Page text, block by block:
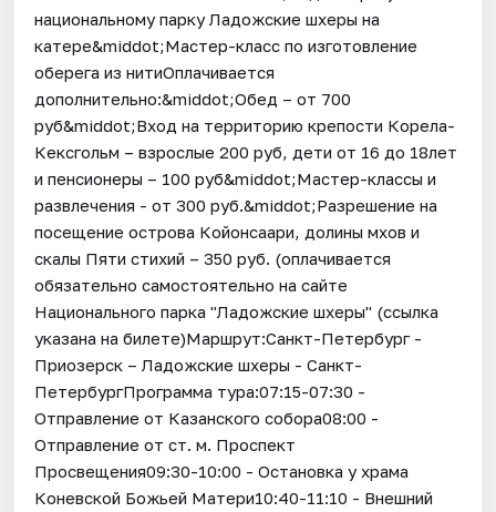
национальному парку Ладожские шхеры на
катере&middot;Мастер-класс по изготовление
оберега из нитиОплачивается
дополнительно:&middot;Обед – от 700
руб&middot;Вход на территорию крепости Корела-
Кексгольм – взрослые 200 руб, дети от 16 до 18лет
и пенсионеры – 100 руб&middot;Мастер-классы и
развлечения - от 300 руб.&middot;Разрешение на
посещение острова Койонсаари, долины мхов и
скалы Пяти стихий – 350 руб. (оплачивается
обязательно самостоятельно на сайте
Национального парка "Ладожские шхеры" (ссылка
указана на билете)Маршрут:Санкт-Петербург -
Приозерск – Ладожские шхеры - Санкт-
ПетербургПрограмма тура:07:15-07:30 -
Отправление от Казанского собора08:00 -
Отправление от ст. м. Проспект
Просвещения09:30-10:00 - Остановка у храма
Коневской Божьей Матери10:40-11:10 - Внешний